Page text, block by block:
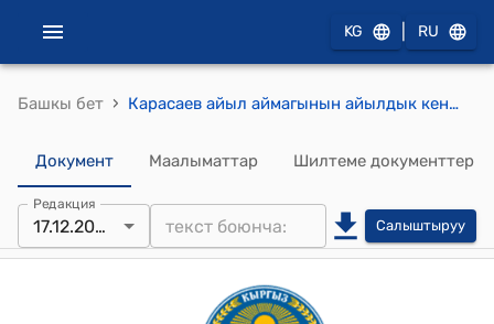
KG RU
Башкы бет › Карасаев айыл аймагынын айылдык кенешинин 2024-жылдын 17-декабрындагы № 10 "Карасаев айыл аймагынын айыл өкмөтүнүн жайыттарды пайдаланунуун 2025-жылга карата планын жана жайыт башкаруу жана пайдалануу боюнча планын 2025-2029-жылга бекитип берүү жөнүндө" токтому
Документ Маалыматтар Шилтеме документтер
Редакция
17.12.2024 Салыштыруу